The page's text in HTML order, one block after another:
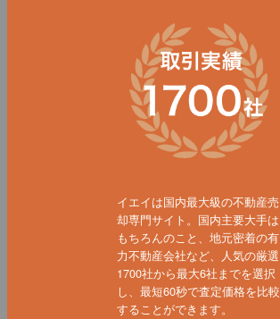
イエイは国内最大級の不動産売
却専門サイト。国内主要大手は
もちろんのこと、地元密着の有
力不動産会社など、人気の厳選
1700社から最大6社までを選択
し、最短60秒で査定価格を比較
することができます。